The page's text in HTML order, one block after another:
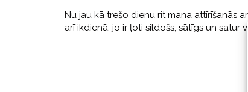
Nu jau kā trešo dienu rit mana attīrīšanās
arī ikdienā, jo ir ļoti sildošs, sātīgs un satur